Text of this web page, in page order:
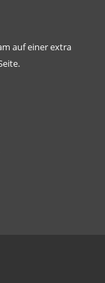
auf einer extra